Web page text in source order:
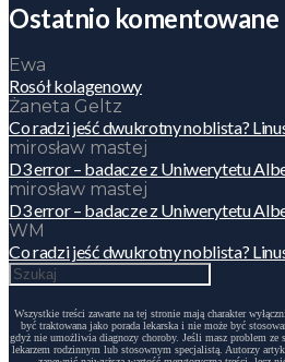
Ostatnio komentowane
Ewa
Rosół kolagenowy
Żaneta Geltz
Co radzi jeść dwukrotny noblista?
mirosław mastej
D3 error – badacze z Uniwerytetu
mirosław mastej
D3 error – badacze z Uniwerytetu
WM
Co radzi jeść dwukrotny noblista?
Wszystkie treści zawarte na tej stronie mają charakter
być traktowana jako porada lekarska i nie może być
gdyż nie umożliwia diagnozy choroby. Jeśli masz problem
lekarzem rodzinnym lub stosownym specjalistą. Autorzy